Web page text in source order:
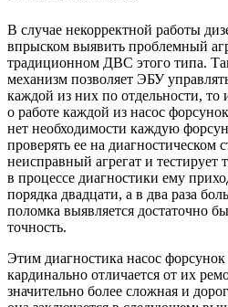
В случае некорректной работы
впрыском выявить проблемный
традиционном ДВС этого типа.
механизм позволяет ЭБУ
каждой из них по отдельности,
о работе каждой из насос
нет необходимости каждую
проверять ее на диагностическом
неисправный агрегат и тестирует
в процессе диагностики ему
порядка двадцати, а в два раза
поломка выявляется достаточно
точность.
Этим диагностика насос
кардинально отличается от их
значительно более сложная и